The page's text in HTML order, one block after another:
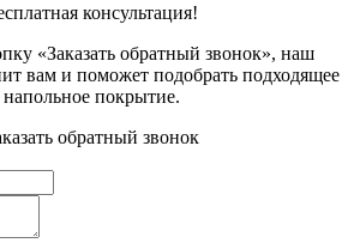
консультация!
«Заказать обратный звонок», наш
вам и поможет подобрать подходящее
напольное покрытие.
обратный звонок